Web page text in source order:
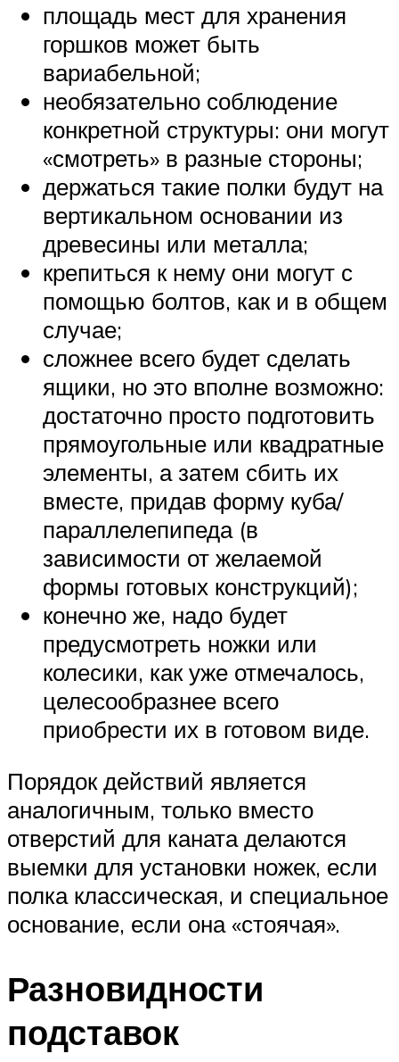
площадь мест для хранения
горшков может быть
вариабельной;
необязательно соблюдение
конкретной структуры: они могут
«смотреть» в разные стороны;
держаться такие полки будут на
вертикальном основании из
древесины или металла;
крепиться к нему они могут с
помощью болтов, как и в общем
случае;
сложнее всего будет сделать
ящики, но это вполне возможно:
достаточно просто подготовить
прямоугольные или квадратные
элементы, а затем сбить их
вместе, придав форму куба/
параллелепипеда (в
зависимости от желаемой
формы готовых конструкций);
конечно же, надо будет
предусмотреть ножки или
колесики, как уже отмечалось,
целесообразнее всего
приобрести их в готовом виде.
Порядок действий является
аналогичным, только вместо
отверстий для каната делаются
выемки для установки ножек, если
полка классическая, и специальное
основание, если она «стоячая».
Разновидности
подставок